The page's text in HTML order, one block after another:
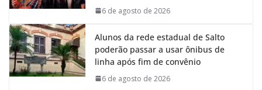
6 de agosto de 2026
Alunos da rede estadual de Salto
poderão passar a usar ônibus de
linha após fim de convênio
6 de agosto de 2026